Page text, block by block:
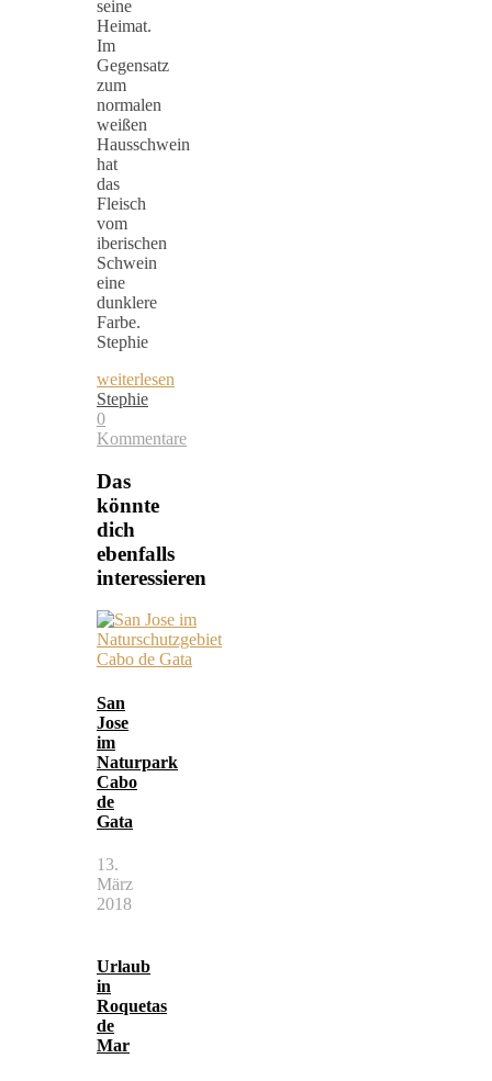
seine
Heimat.
Im
Gegensatz
zum
normalen
weißen
Hausschwein
hat
das
Fleisch
vom
iberischen
Schwein
eine
dunklere
Farbe.
Stephie
weiterlesen
Stephie
0
Kommentare
Das
könnte
dich
ebenfalls
interessieren
San
Jose
im
Naturpark
Cabo
de
Gata
13.
März
2018
Urlaub
in
Roquetas
de
Mar